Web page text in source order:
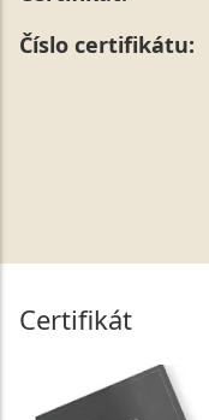
Číslo certifikátu:
Certifikát